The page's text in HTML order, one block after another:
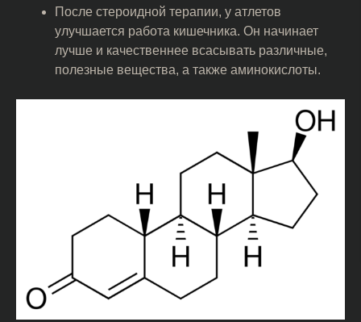
После стероидной терапии, у атлетов
улучшается работа кишечника. Он начинает
лучше и качественнее всасывать различные,
полезные вещества, а также аминокислоты.